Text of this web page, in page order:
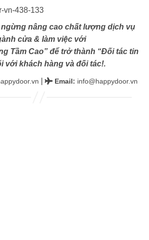
nâng cao chất lượng dịch vụ
cửa & làm việc với
Tầm Cao” để trở thành “Đối tác tin
với khách hàng và đối tác!.
Email: info@happydoor.vn